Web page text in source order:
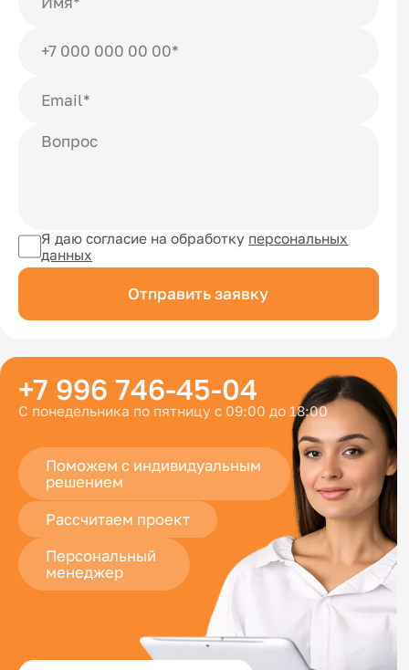
Я даю согласие на обработку персональных
данных
Отправить заявку
+7 996 746-45-04
С понедельника по пятницу с 09:00 до 18:00
Поможем с индивидуальным
решением
Рассчитаем проект
Персональный
менеджер